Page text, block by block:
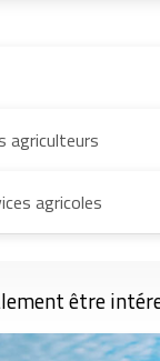
agriculteurs
agricoles
être